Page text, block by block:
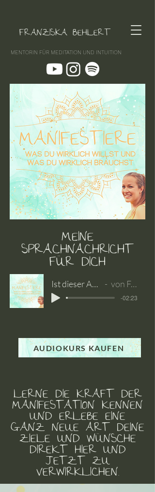
FRANZISKA BEHLERT
MENTORIN FÜR MEDITATION UND INTUITION
MEINE
SPRACHNACHRICHT
FÜR DICH
Ist dieser Audiokurs für dich? von Franzi für dich
-02:23
AUDIOKURS KAUFEN
LERNE DIE KRAFT DER
MANIFESTATION KENNEN
UND ERLEBE EINE
GANZ NEUE ART DEINE
ZIELE UND WÜNSCHE
DIREKT HIER UND
JETZT ZU
VERWIRKLICHEN.